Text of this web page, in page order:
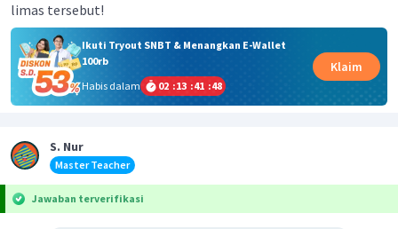
limas tersebut!
Ikuti Tryout SNBT & Menangkan E-Wallet
100rb
Habis dalam
02 :13 :41 :48
Klaim
S. Nur
Master Teacher
Jawaban terverifikasi